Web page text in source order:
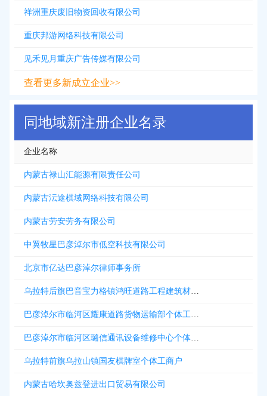
祥洲重庆废旧物资回收有限公司
重庆邦游网络科技有限公司
见禾见月重庆广告传媒有限公司
查看更多新成立企业>>
同地域新注册企业名录
企业名称
内蒙古禄山汇能源有限责任公司
内蒙古沄途棋域网络科技有限公司
内蒙古劳安劳务有限公司
中翼牧星巴彦淖尔市低空科技有限公司
北京市亿达巴彦淖尔律师事务所
乌拉特后旗巴音宝力格镇鸿旺道路工程建筑材料部个体工商户
巴彦淖尔市临河区耀康道路货物运输部个体工商户
巴彦淖尔市临河区璐信通讯设备维修中心个体工商户
乌拉特前旗乌拉山镇国友棋牌室个体工商户
内蒙古哈坎奥兹登进出口贸易有限公司